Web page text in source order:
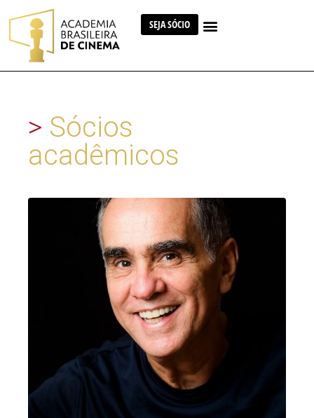
SEJA SÓCIO
> Sócios
acadêmicos